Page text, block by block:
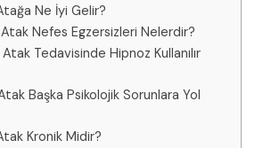
Ne İyi Gelir?
Nefes Egzersizleri Nelerdir?
Tedavisinde Hipnoz Kullanılır
Başka Psikolojik Sorunlara Yol
Kronik Midir?